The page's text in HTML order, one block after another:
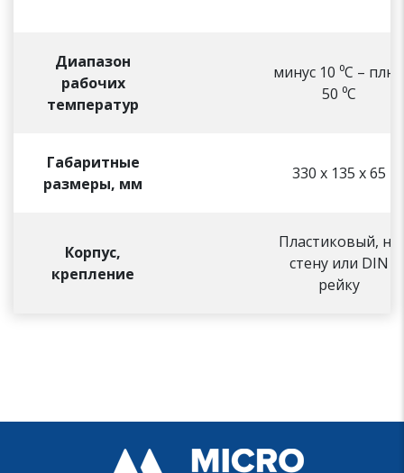
Диапазон
рабочих
температур
минус 10 ⁰С – плюс
50 ⁰С
Габаритные
размеры, мм
330 х 135 х 65
Корпус,
крепление
Пластиковый, на
стену или DIN
рейку